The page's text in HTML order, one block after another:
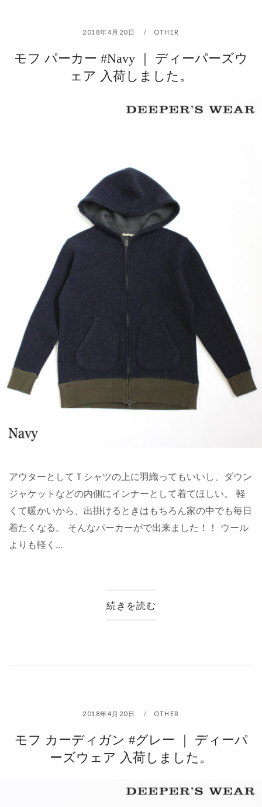
2018年4月20日 OTHER
モフ パーカー #Navy ｜ ディーパーズウ
ェア 入荷しました。
アウターとしてＴシャツの上に羽織ってもいいし、ダウン
ジャケットなどの内側にインナーとして着てほしい。 軽
くて暖かいから、出掛けるときはもちろん家の中でも毎日
着たくなる。 そんなパーカーがで出来ました！！ ウール
よりも軽く...
続きを読む
2018年4月20日 OTHER
モフ カーディガン #グレー ｜ ディーパ
ーズウェア 入荷しました。